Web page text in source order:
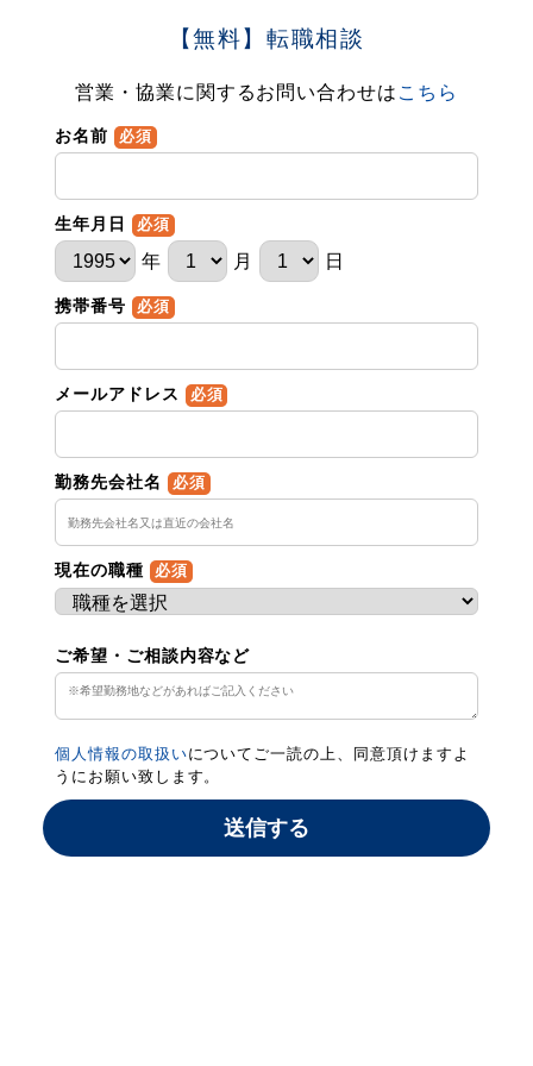
【無料】転職相談
営業・協業に関するお問い合わせは こちら
お名前 必須
生年月日 必須
年 月 日
携帯番号 必須
メールアドレス 必須
勤務先会社名 必須
現在の職種 必須
ご希望・ご相談内容など
個人情報の取扱いについてご一読の上、同意頂けますよ
うにお願い致します。